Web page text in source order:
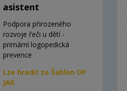
asistent
Podpora přirozeného
rozvoje řeči u dětí -
primární logopedická
prevence
Lze hradit ze Šablon OP
JAK